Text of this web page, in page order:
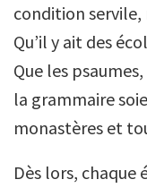
condition servile,
Qu’il y ait des
Que les
la grammaire
monastères et
Dès lors, chaque